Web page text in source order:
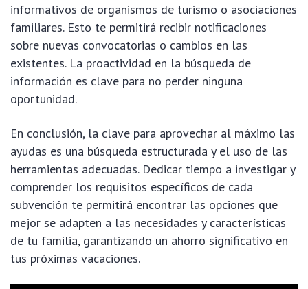
informativos de organismos de turismo o asociaciones
familiares. Esto te permitirá recibir notificaciones
sobre nuevas convocatorias o cambios en las
existentes. La proactividad en la búsqueda de
información es clave para no perder ninguna
oportunidad.
En conclusión, la clave para aprovechar al máximo las
ayudas es una búsqueda estructurada y el uso de las
herramientas adecuadas. Dedicar tiempo a investigar y
comprender los requisitos específicos de cada
subvención te permitirá encontrar las opciones que
mejor se adapten a las necesidades y características
de tu familia, garantizando un ahorro significativo en
tus próximas vacaciones.